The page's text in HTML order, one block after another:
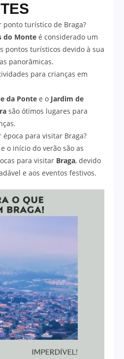
ponto turístico de Braga?
do Monteé considerado um
pontos turísticos devido à sua
panorâmicas.
para crianças em
da Pontee o Jardim de
são ótimos lugares para
época para visitar Braga?
o início do verão são as
para visitar Braga, devido
e aos eventos festivos.